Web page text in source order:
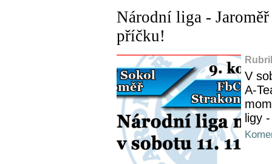
Národní liga -
příčku!
V
A-
ligy